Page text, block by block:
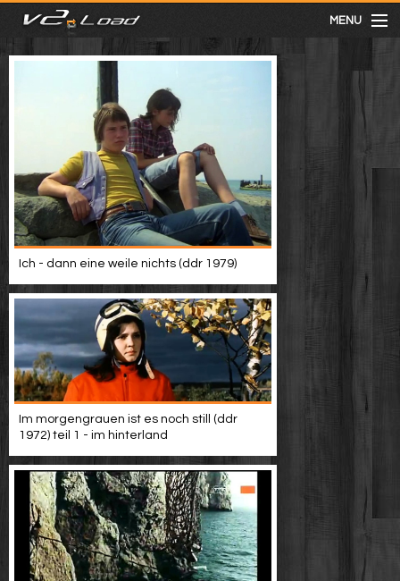
MENU
meist gesehen
kategorien
Menu
Informationen
Werbung
Video suchen
Ich - dann eine weile nichts (ddr 1979)
Im morgengrauen ist es noch still (ddr
1972) teil 1 - im hinterland